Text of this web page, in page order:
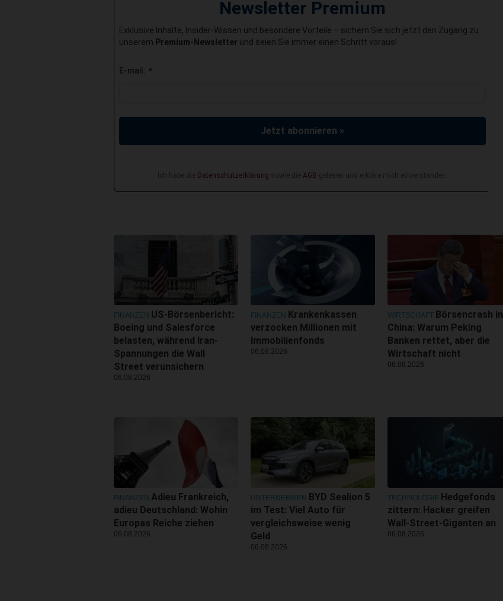
Newsletter Premium
Exklusive Inhalte, Insider-Wissen und besondere Vorteile – sichern Sie sich jetzt den Zugang zu
unserem Premium-Newsletter und seien Sie immer einen Schritt voraus!
E-mail: *
Jetzt abonnieren »
Ich habe die Datenschutzerklärung sowie die AGB gelesen und erkläre mich einverstanden.
FINANZEN US-Börsenbericht:
Boeing und Salesforce
belasten, während Iran-
Spannungen die Wall
Street verunsichern
06.08.2026
FINANZEN Krankenkassen
verzocken Millionen mit
Immobilienfonds
06.08.2026
WIRTSCHAFT Börsencrash in
China: Warum Peking
Banken rettet, aber die
Wirtschaft nicht
06.08.2026
FINANZEN Adieu Frankreich,
adieu Deutschland: Wohin
Europas Reiche ziehen
06.08.2026
UNTERNEHMEN BYD Sealion 5
im Test: Viel Auto für
vergleichsweise wenig
Geld
06.08.2026
TECHNOLOGIE Hedgefonds
zittern: Hacker greifen
Wall-Street-Giganten an
06.08.2026